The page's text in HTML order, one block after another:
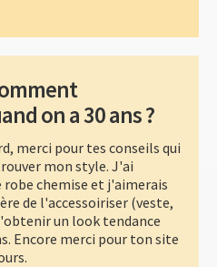
on a 30 ans ?
merci pour tes conseils qui
mon style. J'ai
chemise et j'aimerais
de l'accessoiriser (veste,
un look tendance
Encore merci pour ton site